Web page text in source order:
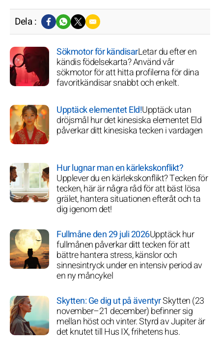
Dela :
Sökmotor för kändisarLetar du efter en
kändis födelsekarta? Använd vår
sökmotor för att hitta profilerna för dina
favoritkändisar snabbt och enkelt.
Upptäck elementet Eld!Upptäck utan
dröjsmål hur det kinesiska elementet Eld
påverkar ditt kinesiska tecken i vardagen
Hur lugnar man en kärlekskonflikt?
Upplever du en kärlekskonflikt? Tecken för
tecken, här är några råd för att bäst lösa
grälet, hantera situationen efteråt och ta
dig igenom det!
Fullmåne den 29 juli 2026Upptäck hur
fullmånen påverkar ditt tecken för att
bättre hantera stress, känslor och
sinnesintryck under en intensiv period av
en ny måncykel
Skytten: Ge dig ut på äventyrSkytten (23
november–21 december) befinner sig
mellan höst och vinter. Styrd av Jupiter är
det knutet till Hus IX, frihetens hus.